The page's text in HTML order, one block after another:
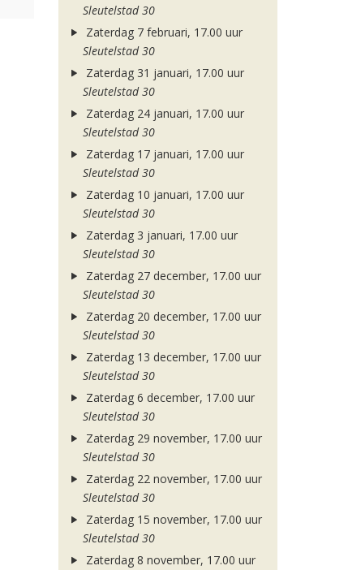
Sleutelstad 30
Zaterdag 7 februari, 17.00 uur
Sleutelstad 30
Zaterdag 31 januari, 17.00 uur
Sleutelstad 30
Zaterdag 24 januari, 17.00 uur
Sleutelstad 30
Zaterdag 17 januari, 17.00 uur
Sleutelstad 30
Zaterdag 10 januari, 17.00 uur
Sleutelstad 30
Zaterdag 3 januari, 17.00 uur
Sleutelstad 30
Zaterdag 27 december, 17.00 uur
Sleutelstad 30
Zaterdag 20 december, 17.00 uur
Sleutelstad 30
Zaterdag 13 december, 17.00 uur
Sleutelstad 30
Zaterdag 6 december, 17.00 uur
Sleutelstad 30
Zaterdag 29 november, 17.00 uur
Sleutelstad 30
Zaterdag 22 november, 17.00 uur
Sleutelstad 30
Zaterdag 15 november, 17.00 uur
Sleutelstad 30
Zaterdag 8 november, 17.00 uur